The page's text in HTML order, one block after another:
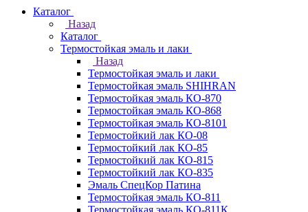
Каталог
Назад
Каталог
Термостойкая эмаль и лаки
Назад
Термостойкая эмаль и лаки
Термостойкая эмаль SHIHRAN
Термостойкая эмаль КО-870
Термостойкая эмаль КО-868
Термостойкая эмаль КО-8101
Термостойкий лак КО-08
Термостойкий лак КО-85
Термостойкий лак КО-815
Термостойкий лак КО-835
Эмаль СпецКор Патина
Термостойкая эмаль КО-811
Термостойкая эмаль КО-811К